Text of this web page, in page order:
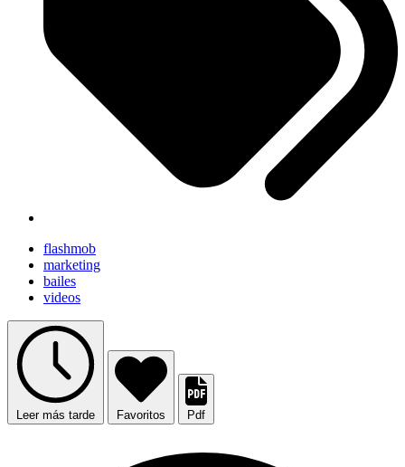
flashmob
marketing
bailes
videos
Leer más tarde Favoritos Pdf